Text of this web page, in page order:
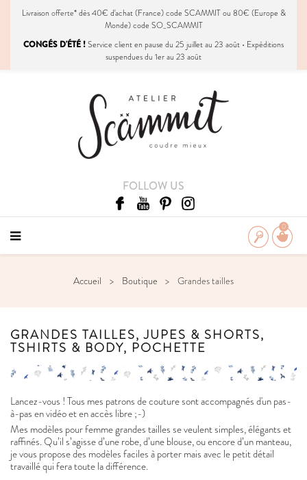
Livraison offerte* dès 40€ d'achat (France) code SCAMMIT ou 80€ (Europe &
Monde) code SO_SCAMMIT
CONGÉS D'ÉTÉ !Service client en pause du 25 juillet au 23 août • Expéditions
suspendues du 1er au 23 août
FOLLOW US
0
Accueil Boutique Grandes tailles
GRANDES TAILLES, JUPES & SHORTS,
TSHIRTS & BODY, POCHETTE
Lancez-vous ! Tous mes patrons de couture sont accompagnés d'un pas-
à-pas en vidéo et en accès libre ;-)
Mes modèles pour femme grandes tailles se veulent simples, élégants et
raffinés. Qu’il s’agisse d’une robe, d’une blouse, ou encore d’un manteau,
je vous propose des modèles faciles à porter mais avec le petit détail
travaillé qui fera toute la différence.